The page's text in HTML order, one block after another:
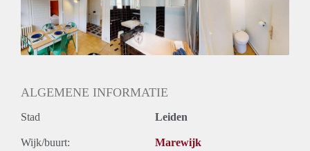
Inkomen eis
N.V.T.
Huurtermijn
Onbepaalde termijn
ALGEMENE INFORMATIE
Stad Leiden
Wijk/buurt: Marewijk